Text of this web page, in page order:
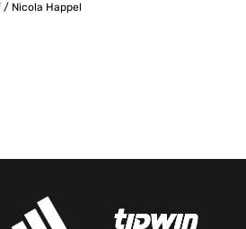
/ Nicola Happel